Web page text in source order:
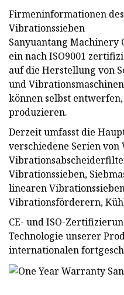
Firmeninformationen
Vibrationssieben
Sanyuantang Machinery
ein nach ISO9001
auf die Herstellung von
und
können selbst
produzieren.
Derzeit umfasst die
verschiedene Serien von
Vibrationssieben,
linearen
Vibrationsförderern,
CE- und ISO-
Technologie unserer
internationalen